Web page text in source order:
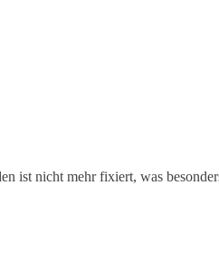
ist nicht mehr fixiert, was